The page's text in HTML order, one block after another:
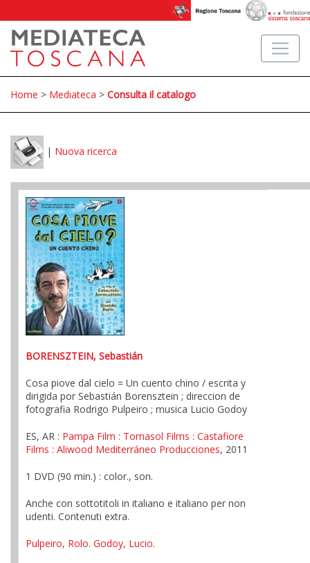
Home > Mediateca > Consulta il catalogo
| Nuova ricerca
BORENSZTEIN, Sebastián
Cosa piove dal cielo = Un cuento chino / escrita y
dirigida por Sebastián Borensztein ; direccion de
fotografia Rodrigo Pulpeiro ; musica Lucio Godoy
ES, AR : Pampa Film : Tornasol Films : Castafiore
Films : Aliwood Mediterráneo Producciones, 2011
1 DVD (90 min.) : color., son.
Anche con sottotitoli in italiano e italiano per non
udenti. Contenuti extra.
Pulpeiro, Rolo. Godoy, Lucio.